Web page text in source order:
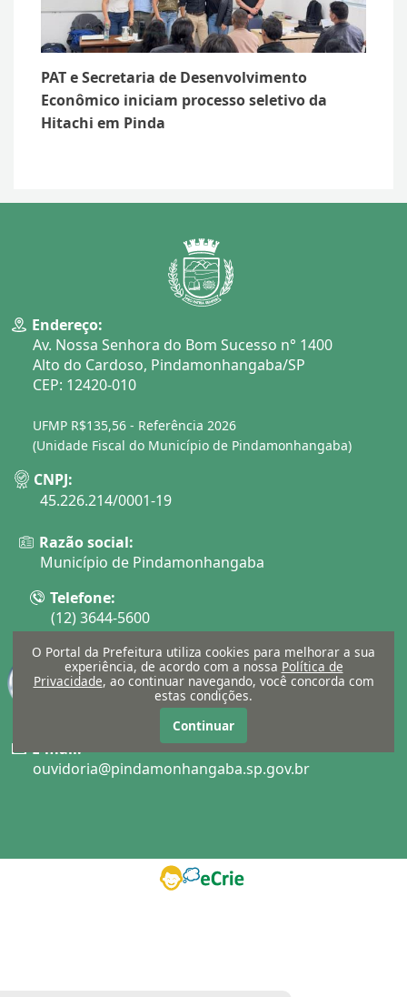
PAT e Secretaria de Desenvolvimento
Econômico iniciam processo seletivo da
Hitachi em Pinda
Endereço:
Av. Nossa Senhora do Bom Sucesso n° 1400
Alto do Cardoso, Pindamonhangaba/SP
CEP: 12420-010
UFMP R$135,56 - Referência 2026
(Unidade Fiscal do Município de Pindamonhangaba)
CNPJ:
45.226.214/0001-19
Razão social:
Município de Pindamonhangaba
Telefone:
(12) 3644-5600
E-mail:
ouvidoria@pindamonhangaba.sp.gov.br
O Portal da Prefeitura utiliza cookies para melhorar a sua
experiência, de acordo com a nossa Política de
Privacidade, ao continuar navegando, você concorda com
estas condições.
Continuar